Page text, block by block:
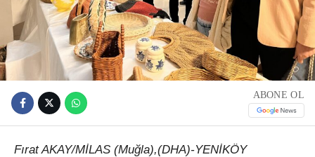
ABONE OL
Fırat AKAY/MİLAS (Muğla),(DHA)-YENİKÖY